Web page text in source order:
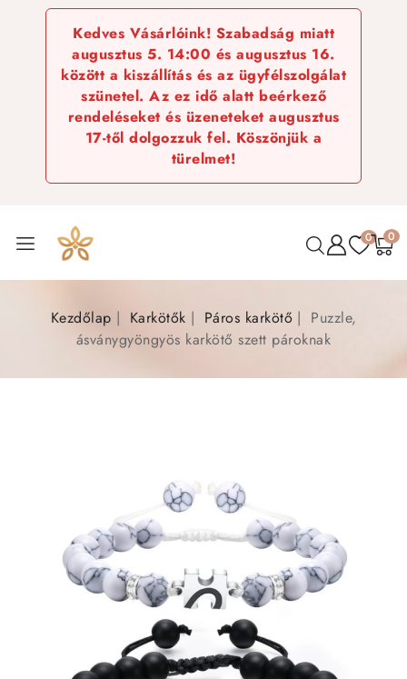
Kedves Vásárlóink! Szabadság miatt
augusztus 5. 14:00 és augusztus 16.
között a kiszállítás és az ügyfélszolgálat
szünetel. Az ez idő alatt beérkező
rendeléseket és üzeneteket augusztus
17-től dolgozzuk fel. Köszönjük a
türelmet!
0 0
Kezdőlap Karkötők Páros karkötő
Puzzle,
ásványgyöngyös karkötő szett pároknak